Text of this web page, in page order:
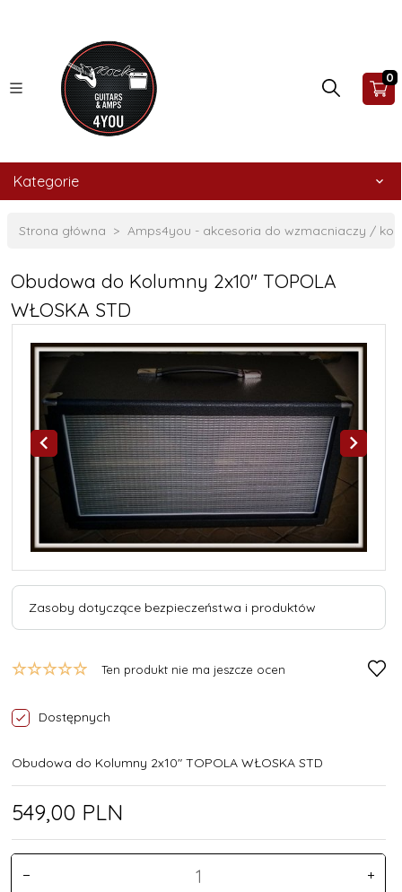
0
Kategorie
Strona główna Amps4you - akcesoria do wzmacniaczy /
Obudowa do Kolumny 2x10" TOPOLA
WŁOSKA STD
Zasoby dotyczące bezpieczeństwa i produktów
Ten produkt nie ma jeszcze ocen
Dostępnych
Obudowa do Kolumny 2x10" TOPOLA WŁOSKA STD
549,00 PLN